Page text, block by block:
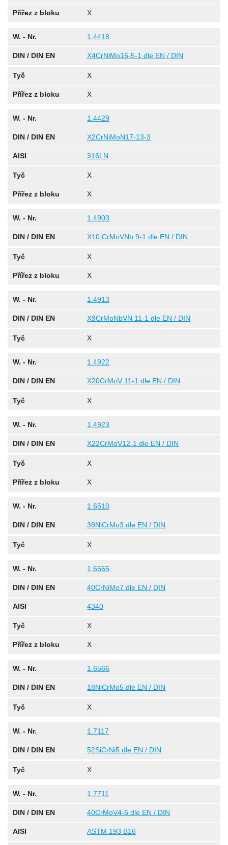
Přířez z bloku X
W. - Nr. 1.4418
DIN / DIN EN X4CrNiMo16-5-1 dle EN / DIN
Tyč X
Přířez z bloku X
W. - Nr. 1.4429
DIN / DIN EN X2CrNiMoN17-13-3
AISI 316LN
Tyč X
Přířez z bloku X
W. - Nr. 1.4903
DIN / DIN EN X10 CrMoVNb 9-1 dle EN / DIN
Tyč X
Přířez z bloku X
W. - Nr. 1.4913
DIN / DIN EN X9CrMoNbVN 11-1 dle EN / DIN
Tyč X
W. - Nr. 1.4922
DIN / DIN EN X20CrMoV 11-1 dle EN / DIN
Tyč X
W. - Nr. 1.4923
DIN / DIN EN X22CrMoV12-1 dle EN / DIN
Tyč X
Přířez z bloku X
W. - Nr. 1.6510
DIN / DIN EN 39NiCrMo3 dle EN / DIN
Tyč X
W. - Nr. 1.6565
DIN / DIN EN 40CrNiMo7 dle EN / DIN
AISI 4340
Tyč X
Přířez z bloku X
W. - Nr. 1.6566
DIN / DIN EN 18NiCrMo5 dle EN / DIN
Tyč X
W. - Nr. 1.7117
DIN / DIN EN 52SiCrNi5 dle EN / DIN
Tyč X
W. - Nr. 1.7711
DIN / DIN EN 40CrMoV4-6 dle EN / DIN
AISI ASTM 193 B16